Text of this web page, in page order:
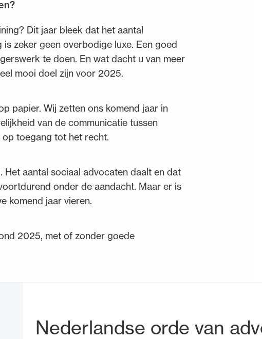
Dit jaar bleek dat het aantal
zeker geen overbodige luxe. Een goed
te doen. En wat dacht u van meer
mooi doel zijn voor 2025.
papier. Wij zetten ons komend jaar in
van de communicatie tussen
toegang tot het recht.
aantal sociaal advocaten daalt en dat
onder de aandacht. Maar er is
komend jaar vieren.
2025, met of zonder goede
Bezoek- en postadres
Nederlandse orde van